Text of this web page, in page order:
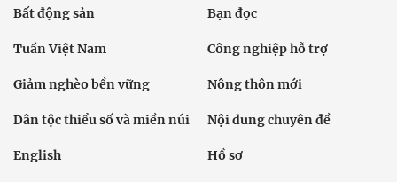
Bất động sản Bạn đọc
Tuần Việt Nam Công nghiệp hỗ trợ
Giảm nghèo bền vững Nông thôn mới
Dân tộc thiểu số và miền núi Nội dung chuyên đề
English Hồ sơ